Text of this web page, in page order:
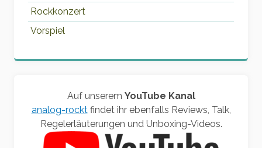
Rockkonzert
Vorspiel
Auf unserem YouTube Kanal
analog-rocktfindet ihr ebenfalls Reviews, Talk,
Regelerläuterungen und Unboxing-Videos.